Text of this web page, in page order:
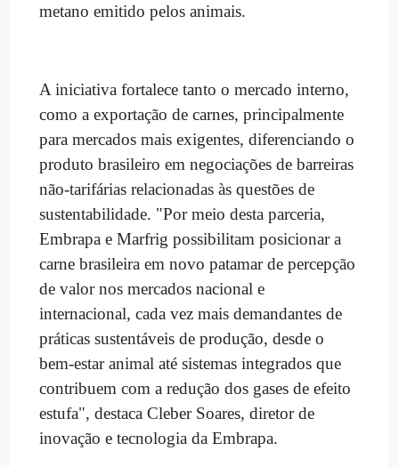
metano emitido pelos animais.
A iniciativa fortalece tanto o mercado interno,
como a exportação de carnes, principalmente
para mercados mais exigentes, diferenciando o
produto brasileiro em negociações de barreiras
não-tarifárias relacionadas às questões de
sustentabilidade. "Por meio desta parceria,
Embrapa e Marfrig possibilitam posicionar a
carne brasileira em novo patamar de percepção
de valor nos mercados nacional e
internacional, cada vez mais demandantes de
práticas sustentáveis de produção, desde o
bem-estar animal até sistemas integrados que
contribuem com a redução dos gases de efeito
estufa", destaca Cleber Soares, diretor de
inovação e tecnologia da Embrapa.